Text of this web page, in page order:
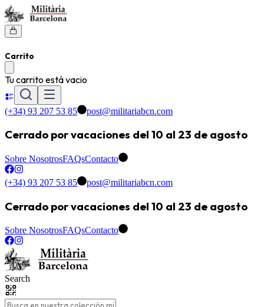
Carrito
Tu carrito está vacio
(+34) 93 207 53 85 post@militariabcn.com
Cerrado por vacaciones del 10 al 23 de agosto
Sobre NosotrosFAQsContacto
(+34) 93 207 53 85 post@militariabcn.com
Cerrado por vacaciones del 10 al 23 de agosto
Sobre NosotrosFAQsContacto
Search